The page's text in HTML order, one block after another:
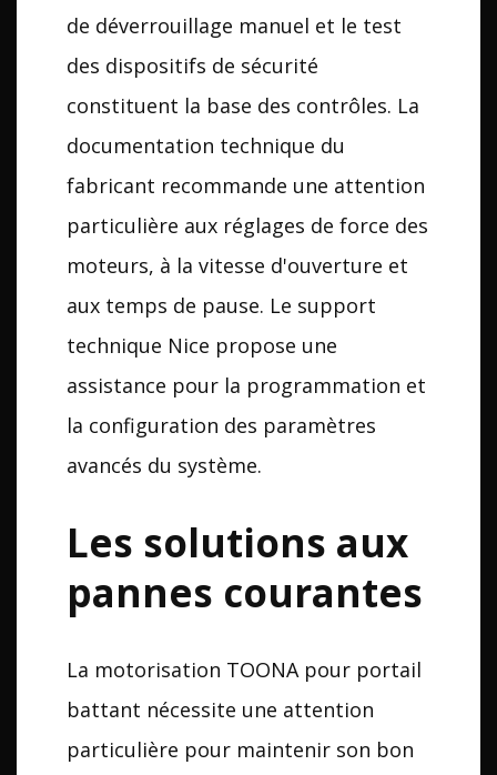
de déverrouillage manuel et le test
des dispositifs de sécurité
constituent la base des contrôles. La
documentation technique du
fabricant recommande une attention
particulière aux réglages de force des
moteurs, à la vitesse d'ouverture et
aux temps de pause. Le support
technique Nice propose une
assistance pour la programmation et
la configuration des paramètres
avancés du système.
Les solutions aux
pannes courantes
La motorisation TOONA pour portail
battant nécessite une attention
particulière pour maintenir son bon